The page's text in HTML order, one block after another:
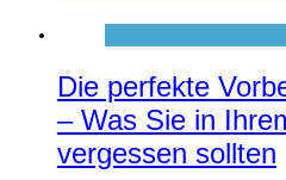
Die perfekte
– Was Sie in
vergessen sollten